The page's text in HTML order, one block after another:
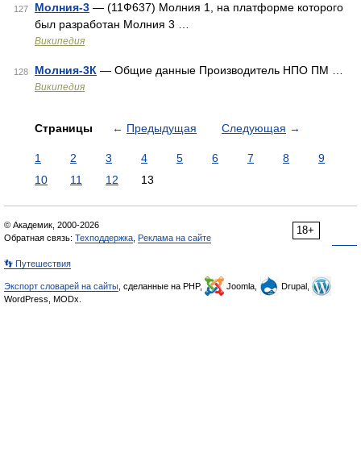
127 Молния-3 — (11Ф637) Молния 1, на платформе которого
был разработан Молния 3 …
Википедия
128 Молния-3К — Общие данные Производитель НПО ПМ …
Википедия
Страницы ← Предыдущая Следующая →
1 2 3 4 5 6 7 8
9
10
11 12 13
18+
© Академик, 2000-2026
Обратная связь: Техподдержка Реклама на сайте
👣 Путешествия
Экспорт словарей на сайты , сделанные на PHP, Joomla,
Drupal,
WordPress, MODx.